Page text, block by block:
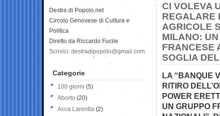
CI VOLEVA
REGALARE
AGRICOLE
MILANO:
FRANCESE
SOGLIA
LA “BANQUE
RITIRO
POWER
UN GRUPPO
Destra di Popolo.net
Circolo Genovese di Cultura e
Politica
Diretto da Riccardo Fucile
Scrivici: destradipopolo@gmail.com
Categorie
100 giorni (5)
Aborto (20)
Acca Larentia (2)